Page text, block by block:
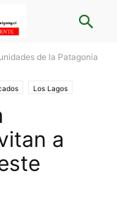
de la Patagonia
Los Lagos
a